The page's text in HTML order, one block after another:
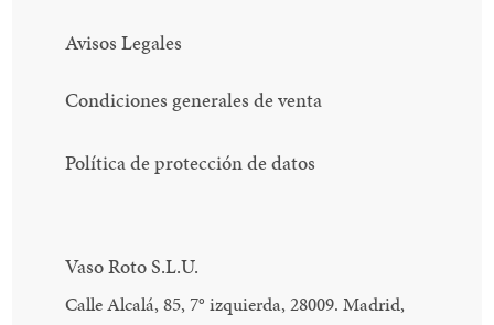
Avisos Legales
Condiciones generales de venta
Política de protección de datos
Vaso Roto S.L.U.
Calle Alcalá, 85, 7° izquierda, 28009. Madrid,